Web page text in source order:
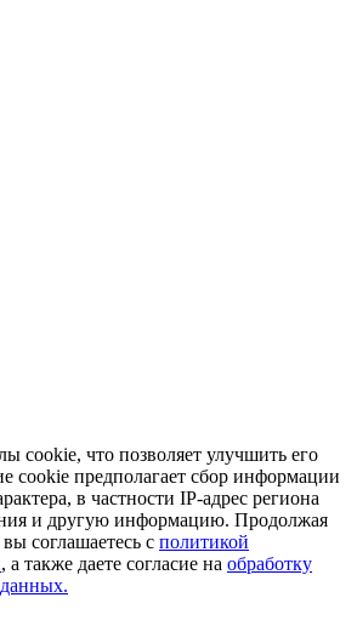
cookie, что позволяет улучшить его
cookie предполагает сбор информации
в частности IP-адрес региона
и другую информацию. Продолжая
соглашаетесь с политикой
, а также даете согласие на обработку